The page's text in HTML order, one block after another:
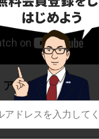
ベリーの実験
454